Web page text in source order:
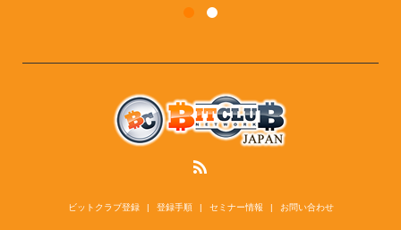
ビットクラブ登録 登録手順 セミナー情報 お問い合わせ